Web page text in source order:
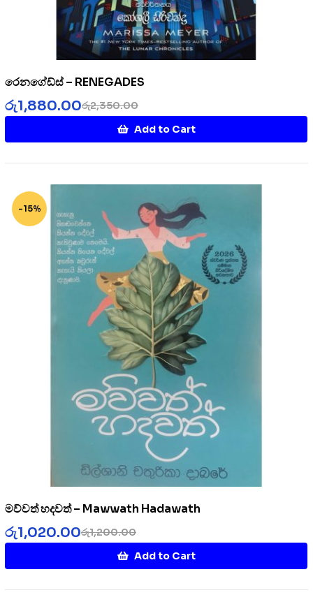
රෙනගේඩ්ස් – RENEGADES
රු2,350.00
රු1,880.00
Add to Cart
-15%
මව්වත් හදවත් – Mawwath Hadawath
රු1,200.00
රු1,020.00
Add to Cart